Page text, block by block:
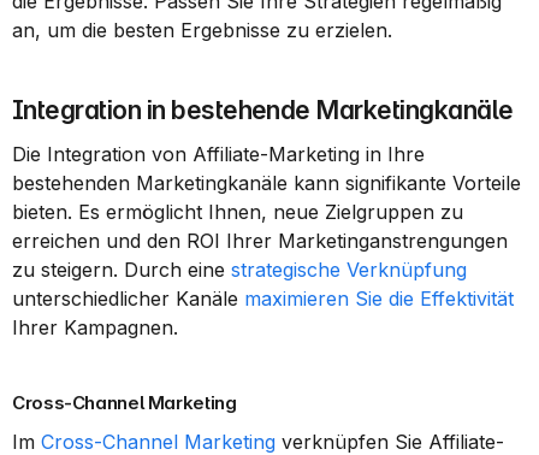
an, um die besten Ergebnisse zu erzielen.
Integration in bestehende Marketingkanäle
Die Integration von Affiliate-Marketing in Ihre
bestehenden Marketingkanäle kann signifikante Vorteile
bieten. Es ermöglicht Ihnen, neue Zielgruppen zu
erreichen und den ROI Ihrer Marketinganstrengungen
zu steigern. Durch eine strategische Verknüpfung
unterschiedlicher Kanäle maximieren Sie die Effektivität
Ihrer Kampagnen.
Cross-Channel Marketing
Im Cross-Channel Marketing verknüpfen Sie Affiliate-